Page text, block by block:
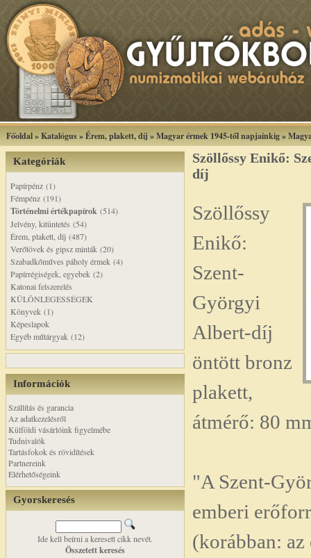
Főoldal»Katalógus»Érem, plakett, díj »Magyar érmek 1945-től napjainkig»
Kategóriák
Papírpénz (1)
Fémpénz (191)
Történelmi értékpapírok (514)
Jelvény, kitüntetés (54)
Érem, plakett, díj (487)
Verőtövek és gipsz minták (20)
Szabadkőműves páholy érmek (4)
Papírrégiségek, egyebek (2)
Katonai felszerelés
KÜLÖNLEGESSÉGEK
Könyvek (1)
Képeslapok
Egyéb műtárgyak (12)
Információk
Szállítás és garancia
Az adatkezelésről
Külföldi vásárlóink figyelmébe
Tudnivalók
Tartásfokok és rövidítések
Partnereink
Elérhetőségeink
Gyorskeresés
Ide kell beírni a keresett cikk nevét.
Összetett keresés
Szöllőssy Enikő:
díj
Szöllőssy
Enikő:
Szent-
Györgyi
Albert-díj
öntött bronz
plakett,
átmérő: 80
"A Szent-
emberi
(korábban: